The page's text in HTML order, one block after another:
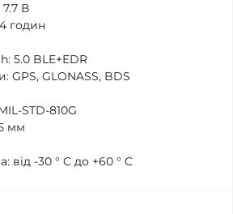
В
годин
5.0 BLE+EDR
GPS, GLONASS, BDS
STD-810G
мм
від -30 ° C до +60 ° C